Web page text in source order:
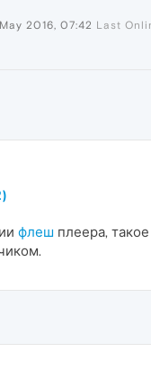
2016, 07:42 Last
флеш плеера,